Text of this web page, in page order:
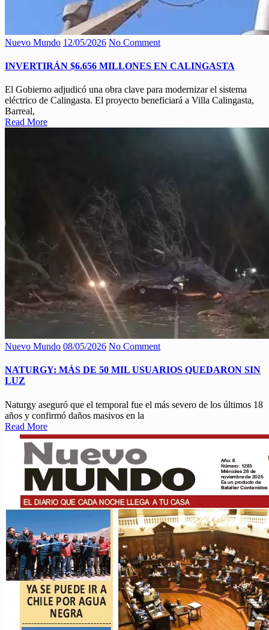
Nuevo Mundo 12/05/2026 No Comment
INVERTIRÁN $6.656 MILLONES EN CALINGASTA
El Gobierno adjudicó una obra clave para modernizar el sistema
eléctrico de Calingasta. El proyecto beneficiará a Villa Calingasta,
Barreal,
Read More
Nuevo Mundo 08/05/2026 No Comment
NATURGY: MÁS DE 50 MIL USUARIOS QUEDARON SIN
LUZ
Naturgy aseguró que el temporal fue el más severo de los últimos 18
años y confirmó daños masivos en la
Read More